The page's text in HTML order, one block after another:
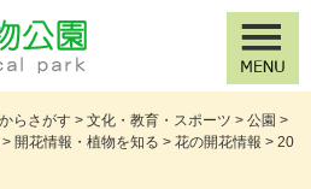
らさがす > 文化・教育・スポーツ > 公園 >
> 開花情報・植物を知る > 花の開花情報 > 20